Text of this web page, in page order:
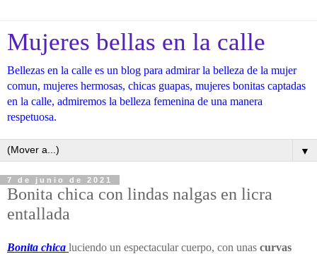
Mujeres bellas en la calle
Bellezas en la calle es un blog para admirar la belleza de la mujer
comun, mujeres hermosas, chicas guapas, mujeres bonitas captadas
en la calle, admiremos la belleza femenina de una manera
respetuosa.
▼
7 de junio de 2021
Bonita chica con lindas nalgas en licra
entallada
Bonita chica luciendo un espectacular cuerpo, con unas curvas